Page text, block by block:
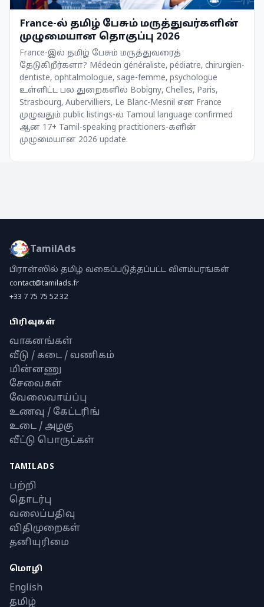
France-ல் தமிழ் பேசும் மருத்துவர்களின்
முழுமையான தொகுப்பு 2026
France-இல் தமிழ் பேசும் மருத்துவரைத்
தேடுகிறீர்களா? Médecin généraliste, pédiatre, chirurgien-
dentiste, ophtalmologue, sage-femme, psychologue
உள்ளிட்ட பல துறைகளில் Bobigny, Chelles, Paris,
Strasbourg, Aubervilliers, Le Blanc-Mesnil என France
முழுவதும் public listings-ல் Tamoul language confirmed
ஆன 17+ Tamil-speaking practitioners-களின்
முழுமையான 2026 update.
TamilAds
பிரான்ஸில் தமிழ் வகைப்படுத்தப்பட்ட விளம்பரங்கள்
contact@tamilads.fr
+33 7 75 75 52 32
பிரிவுகள்
வாகனங்கள்
வீடு / கடை / வணிகம்
மின்னணு
சேவைகள்
வேலைவாய்ப்பு
உணவு / கேட்டரிங்
உடை / அழகு
வீட்டு பொருட்கள்
TAMILADS
பற்றி
தொடர்பு
வலைப்பதிவு
விதிமுறைகள்
தனியுரிமை
மொழி
English
தமிழ்